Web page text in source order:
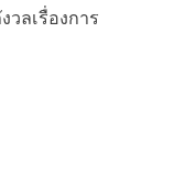
ลเรื่องการ